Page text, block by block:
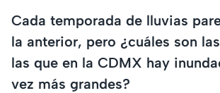
Cada temporada de lluvias
la anterior, pero ¿cuáles son
las que en la CDMX hay
vez más grandes?